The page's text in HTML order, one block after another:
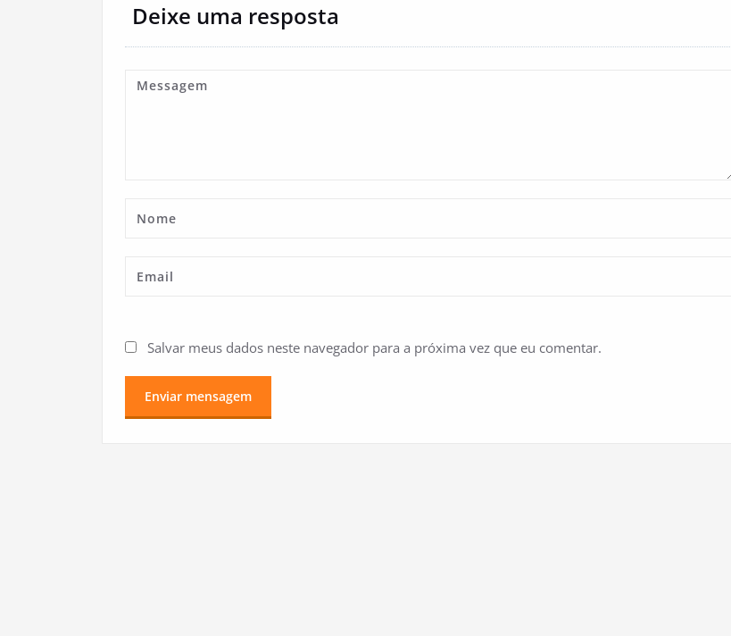
Deixe uma resposta
Salvar meus dados neste navegador para a próxima vez que eu comentar.